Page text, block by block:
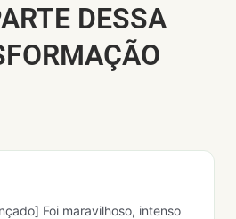
DESSA
Foi maravilhoso, intenso